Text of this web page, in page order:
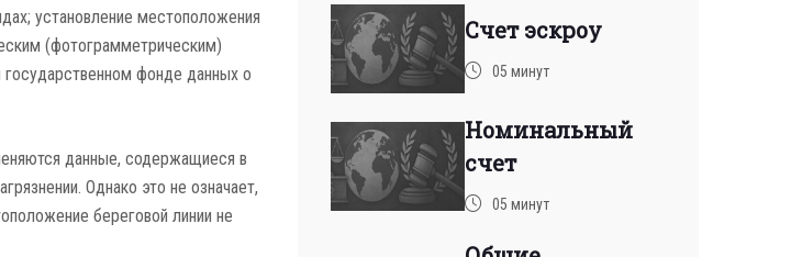
установление местоположения
(фотограмметрическим)
фонде данных о
данные, содержащиеся в
Однако это не означает,
береговой линии не
Счет эскроу
05 минут
Номинальный
счет
05 минут